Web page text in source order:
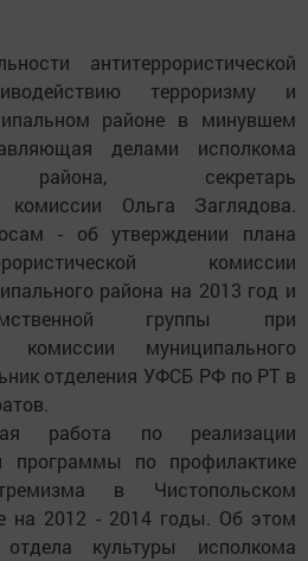
антитеррористической
терроризму и
районе в минувшем
делами исполкома
района, секретарь
комиссии Ольга Заглядова.
- об утверждении плана
комиссии
района на 2013 год и
группы при
комиссии муниципального
отделения УФСБ РФ по РТ в
работа по реализации
программы по профилактике
в Чистопольском
на 2012 - 2014 годы. Об этом
культуры исполкома